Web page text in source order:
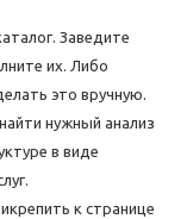
Заведите
их. Либо
это вручную.
нужный анализ
в виде
к странице